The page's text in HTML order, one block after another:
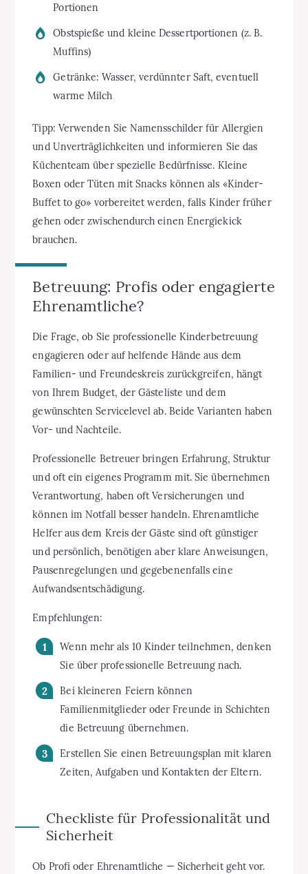
Portionen
Obstspieße und kleine Dessertportionen (z. B.
Muffins)
Getränke: Wasser, verdünnter Saft, eventuell
warme Milch
Tipp: Verwenden Sie Namensschilder für Allergien
und Unverträglichkeiten und informieren Sie das
Küchenteam über spezielle Bedürfnisse. Kleine
Boxen oder Tüten mit Snacks können als «Kinder-
Buffet to go» vorbereitet werden, falls Kinder früher
gehen oder zwischendurch einen Energiekick
brauchen.
Betreuung: Profis oder engagierte
Ehrenamtliche?
Die Frage, ob Sie professionelle Kinderbetreuung
engagieren oder auf helfende Hände aus dem
Familien- und Freundeskreis zurückgreifen, hängt
von Ihrem Budget, der Gästeliste und dem
gewünschten Servicelevel ab. Beide Varianten haben
Vor- und Nachteile.
Professionelle Betreuer bringen Erfahrung, Struktur
und oft ein eigenes Programm mit. Sie übernehmen
Verantwortung, haben oft Versicherungen und
können im Notfall besser handeln. Ehrenamtliche
Helfer aus dem Kreis der Gäste sind oft günstiger
und persönlich, benötigen aber klare Anweisungen,
Pausenregelungen und gegebenenfalls eine
Aufwandsentschädigung.
Empfehlungen:
Wenn mehr als 10 Kinder teilnehmen, denken
Sie über professionelle Betreuung nach.
Bei kleineren Feiern können
Familienmitglieder oder Freunde in Schichten
die Betreuung übernehmen.
Erstellen Sie einen Betreuungsplan mit klaren
Zeiten, Aufgaben und Kontakten der Eltern.
Checkliste für Professionalität und
Sicherheit
Ob Profi oder Ehrenamtliche — Sicherheit geht vor.